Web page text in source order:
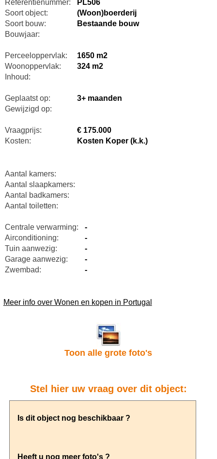
Referentienummer:
PL506
Soort object:
(Woon)boerderij
Soort bouw:
Bestaande bouw
Bouwjaar:
Perceeloppervlak:
1650 m2
Woonoppervlak:
324 m2
Inhoud:
Geplaatst op:
3+ maanden
Gewijzigd op:
Vraagprijs:
€ 175.000
Kosten:
Kosten Koper (k.k.)
Aantal kamers:
Aantal slaapkamers:
Aantal badkamers:
Aantal toiletten:
Centrale verwarming:
-
Airconditioning:
-
Tuin aanwezig:
-
Garage aanwezig:
-
Zwembad:
-
Meer info over Wonen en kopen in Portugal
Toon alle grote foto's
Stel hier uw vraag over dit object: